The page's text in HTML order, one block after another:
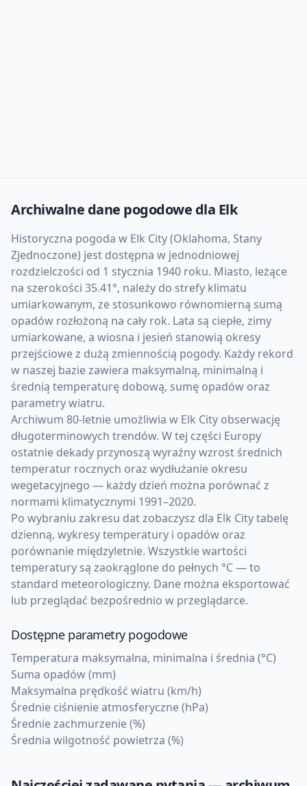
Archiwalne dane pogodowe dla Elk
Historyczna pogoda w Elk City (Oklahoma, Stany
Zjednoczone) jest dostępna w jednodniowej
rozdzielczości od 1 stycznia 1940 roku. Miasto, leżące
na szerokości 35.41°, należy do strefy klimatu
umiarkowanym, ze stosunkowo równomierną sumą
opadów rozłożoną na cały rok. Lata są ciepłe, zimy
umiarkowane, a wiosna i jesień stanowią okresy
przejściowe z dużą zmiennością pogody. Każdy rekord
w naszej bazie zawiera maksymalną, minimalną i
średnią temperaturę dobową, sumę opadów oraz
parametry wiatru.
Archiwum 80-letnie umożliwia w Elk City obserwację
długoterminowych trendów. W tej części Europy
ostatnie dekady przynoszą wyraźny wzrost średnich
temperatur rocznych oraz wydłużanie okresu
wegetacyjnego — każdy dzień można porównać z
normami klimatycznymi 1991–2020.
Po wybraniu zakresu dat zobaczysz dla Elk City tabelę
dzienną, wykresy temperatury i opadów oraz
porównanie międzyletnie. Wszystkie wartości
temperatury są zaokrąglone do pełnych °C — to
standard meteorologiczny. Dane można eksportować
lub przeglądać bezpośrednio w przeglądarce.
Dostępne parametry pogodowe
Temperatura maksymalna, minimalna i średnia (°C)
Suma opadów (mm)
Maksymalna prędkość wiatru (km/h)
Średnie ciśnienie atmosferyczne (hPa)
Średnie zachmurzenie (%)
Średnia wilgotność powietrza (%)